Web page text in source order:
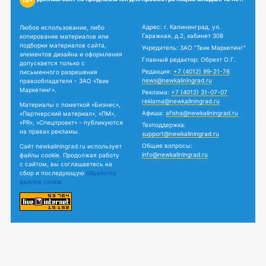
Любое использование, либо
копирование материалов или
подборки материалов сайта,
элементов дизайна и оформления
допускается только с
письменного разрешения
правообладателя - ЗАО «Твик
Маркетинг».
Материалы с пометкой «Бизнес»,
«Партнерский материал», «ПМ»,
«PR», «Спецпроект» - публикуются
на правах рекламы.
Сайт newkaliningrad.ru использует
файлы cookie. Продолжая работу
с сайтом, вы соглашаетесь на
сбор и последующую обработку
файлов cookie.
Адрес: г. Калининград, ул.
Гаражная, д.2, кабинет 308
Учредитель: ЗАО "Твик Маркетинг"
Главный редактор: Обрехт О.Г.
Редакция: +7 (4012) 99-21-76
news@newkaliningrad.ru
Реклама: +7 (4012) 31-07-07
reklama@newkaliningrad.ru
Афиша: afisha@newkaliningrad.ru
Техподдержка:
support@newkaliningrad.ru
Общие вопросы:
info@newkaliningrad.ru